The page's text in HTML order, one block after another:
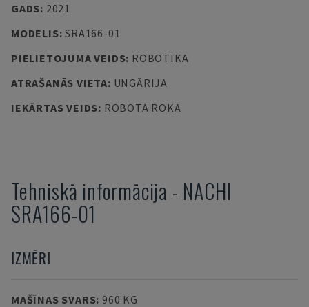
GADS: 2021
MODELIS:SRA166-01
PIELIETOJUMA VEIDS: ROBOTIKA
ATRAŠANĀS VIETA: UNGĀRIJA
IEKĀRTAS VEIDS: ROBOTA ROKA
Tehniskā informācija - NACHI
SRA166-01
IZMĒRI
MAŠĪNAS SVARS: 960 KG